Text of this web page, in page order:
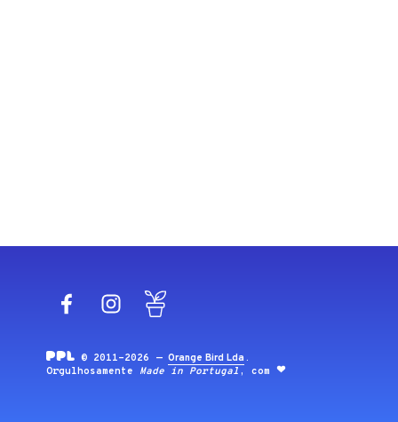
FacebookInstagram
© 2011-2026 —Orange Bird Lda .
Orgulhosamente Made in Portugal , com